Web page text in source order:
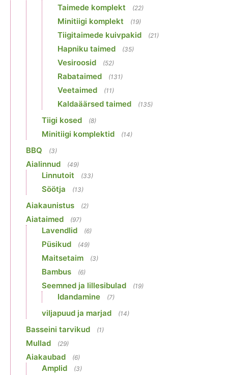
Taimede komplekt (22)
Minitiigi komplekt (19)
Tiigitaimede kuivpakid (21)
Hapniku taimed (35)
Vesiroosid (52)
Rabataimed (131)
Veetaimed (11)
Kaldaäärsed taimed (135)
Tiigi kosed (8)
Minitiigi komplektid (14)
BBQ (3)
Aialinnud (49)
Linnutoit (33)
Söötja (13)
Aiakaunistus (2)
Aiataimed (97)
Lavendlid (6)
Püsikud (49)
Maitsetaim (3)
Bambus (6)
Seemned ja lillesibulad (19)
Idandamine (7)
viljapuud ja marjad (14)
Basseini tarvikud (1)
Mullad (29)
Aiakaubad (6)
Amplid (3)